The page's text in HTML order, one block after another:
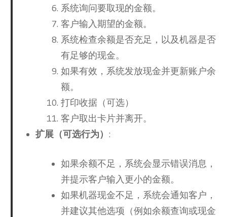
系统询问要取现的金额。
客户输入期望的金额。
系统检查余额是否充足，以及机器是否
有足够的现金。
如果有效，系统发放现金并更新账户余
额。
打印收据（可选）
客户取出卡片并离开。
扩展（可选行为） :
如果余额不足，系统会显示错误消息，
并提示客户输入更小的金额。
如果机器现金不足，系统会通知客户，
并建议其他选项（例如余额查询或现金